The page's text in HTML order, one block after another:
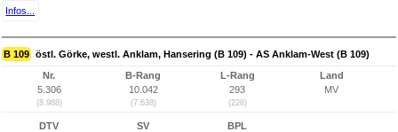
Infos...
B 109 östl. Görke, westl. Anklam, Hansering (B 109) - AS Anklam-West (B 109)
Nr.
5.306
(8.988)
B-Rang
10.042
(7.638)
L-Rang
293
(228)
Land
MV
DTV
SV
BPL